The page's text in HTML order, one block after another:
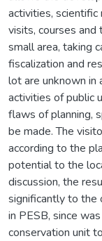
activities, scientific
visits, courses and
small area, taking
fiscalization and
lot are unknown in
activities of public
flaws of planning,
be made. The
according to the
potential to the
discussion, the
significantly to the
in PESB, since
conservation unit